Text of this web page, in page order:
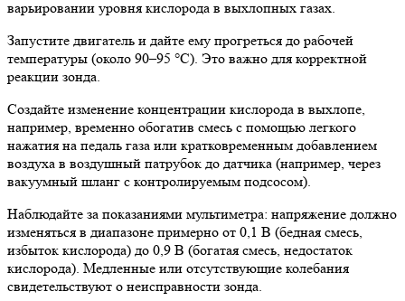
варьировании уровня кислорода в выхлопных газах.
Запустите двигатель и дайте ему прогреться до рабочей
температуры (около 90–95 °C). Это важно для корректной
реакции зонда.
Создайте изменение концентрации кислорода в выхлопе,
например, временно обогатив смесь с помощью легкого
нажатия на педаль газа или кратковременным добавлением
воздуха в воздушный патрубок до датчика (например, через
вакуумный шланг с контролируемым подсосом).
Наблюдайте за показаниями мультиметра: напряжение должно
изменяться в диапазоне примерно от 0,1 В (бедная смесь,
избыток кислорода) до 0,9 В (богатая смесь, недостаток
кислорода). Медленные или отсутствующие колебания
свидетельствуют о неисправности зонда.